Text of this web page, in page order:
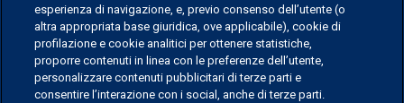
SEDI
CONTATTI
CONTATTI PER I MEDIA
esperienza di navigazione, e, previo consenso dell’utente (o
altra appropriata base giuridica, ove applicabile), cookie di
profilazione e cookie analitici per ottenere statistiche,
proporre contenuti in linea con le preferenze dell’utente,
personalizzare contenuti pubblicitari di terze parti e
consentire l’interazione con i social, anche di terze parti.